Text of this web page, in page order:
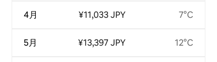
4月
5月
¥11,033 JPY
¥13,397 JPY
7°C
12°C